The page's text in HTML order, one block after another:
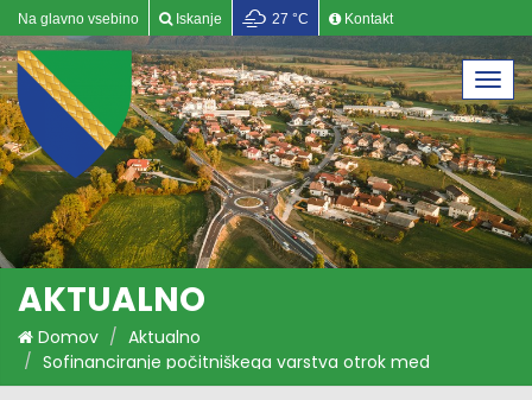
Na glavno vsebino Iskanje 27 °C Kontakt
AKTUALNO
Domov
Aktualno
Sofinanciranje počitniškega varstva otrok med
poletnimi počitnicami 2026